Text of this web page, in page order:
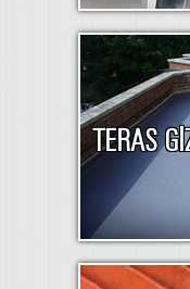
TERAS